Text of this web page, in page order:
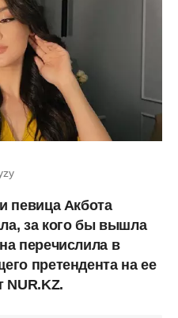
певица Акбота
за кого бы вышла
перечислила в
претендента на ее
NUR.KZ.